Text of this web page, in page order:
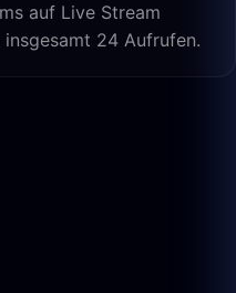
auf Live Stream
24 Aufrufen.